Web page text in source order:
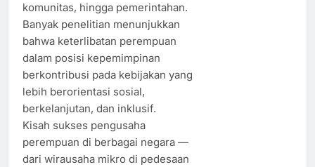
komunitas, hingga pemerintahan.
Banyak penelitian menunjukkan
bahwa keterlibatan perempuan
dalam posisi kepemimpinan
berkontribusi pada kebijakan yang
lebih berorientasi sosial,
berkelanjutan, dan inklusif.
Kisah sukses pengusaha
perempuan di berbagai negara —
dari wirausaha mikro di pedesaan